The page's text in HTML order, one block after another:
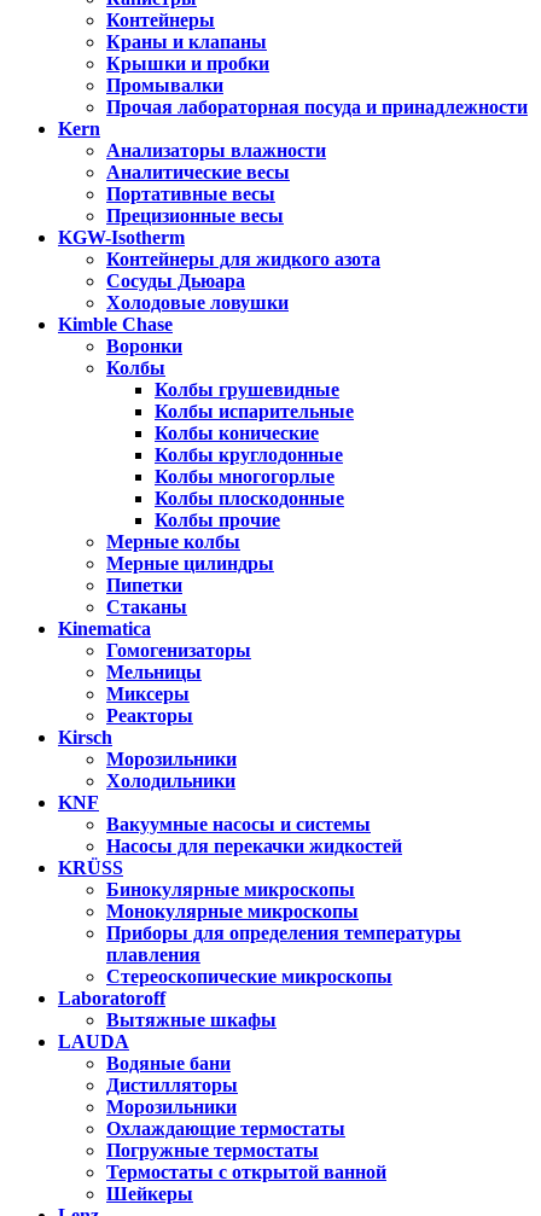
Контейнеры
Краны и клапаны
Крышки и пробки
Промывалки
Прочая лабораторная посуда и принадлежности
Kern
Анализаторы влажности
Аналитические весы
Портативные весы
Прецизионные весы
KGW-Isotherm
Контейнеры для жидкого азота
Сосуды Дьюара
Холодовые ловушки
Kimble Chase
Воронки
Колбы
Колбы грушевидные
Колбы испарительные
Колбы конические
Колбы круглодонные
Колбы многогорлые
Колбы плоскодонные
Колбы прочие
Мерные колбы
Мерные цилиндры
Пипетки
Стаканы
Kinematica
Гомогенизаторы
Мельницы
Миксеры
Реакторы
Kirsch
Морозильники
Холодильники
KNF
Вакуумные насосы и системы
Насосы для перекачки жидкостей
KRÜSS
Бинокулярные микроскопы
Монокулярные микроскопы
Приборы для определения температуры
плавления
Стереоскопические микроскопы
Laboratoroff
Вытяжные шкафы
LAUDA
Водяные бани
Дистилляторы
Морозильники
Охлаждающие термостаты
Погружные термостаты
Термостаты с открытой ванной
Шейкеры